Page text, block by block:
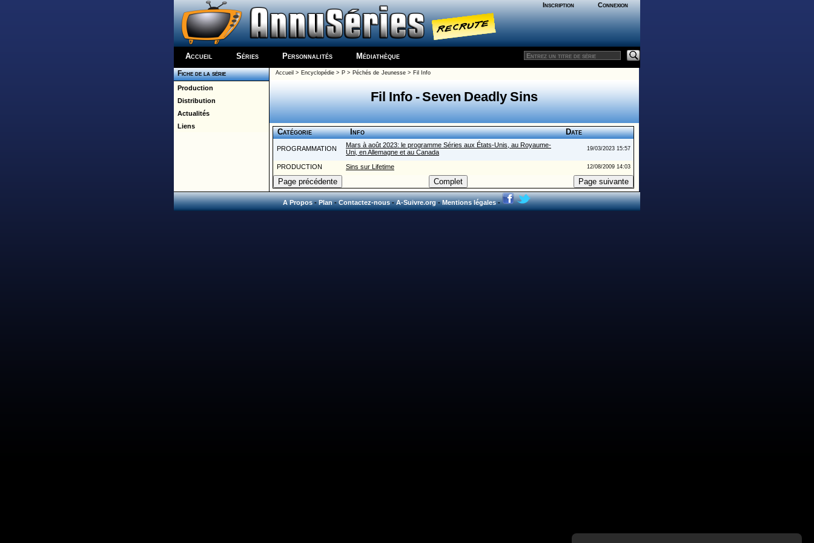
Inscription Connexion
Accueil Séries Personnalités Médiathèque
Fiche de la série
Production
Distribution
Actualités
Liens
Accueil > Encyclopédie> P> Péchés de Jeunesse> Fil Info
Fil Info - Seven Deadly Sins
Catégorie Info Date
PROGRAMMATION
Mars à août 2023: le programme Séries aux États-Unis, au Royaume-
Uni, en Allemagne et au Canada
19/03/2023 15:57
PRODUCTION Sins sur Lifetime 12/08/2009 14:03
A Propos-Plan-Contactez-nous-A-Suivre.org-Mentions légales-